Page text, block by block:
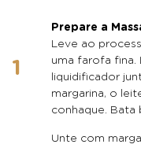
Prepare a
Leve ao
uma farofa
liquidificador
margarina, o
conhaque. Bata
Unte com